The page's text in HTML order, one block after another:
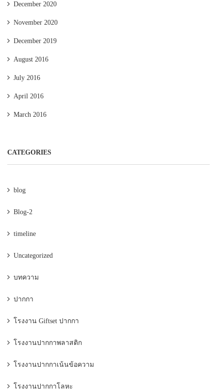
December 2020
November 2020
December 2019
August 2016
July 2016
April 2016
March 2016
CATEGORIES
blog
Blog-2
timeline
Uncategorized
บทความ
ปากกา
โรงงาน Giftset ปากกา
โรงงานปากกาพลาสติก
โรงงานปากกาเน้นข้อความ
โรงงานปากกาโลหะ